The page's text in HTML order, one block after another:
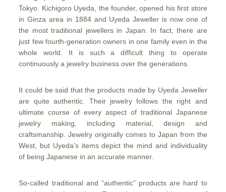
Tokyo. Kichigoro Uyeda, the founder, opened his first store
in Ginza area in 1884 and Uyeda Jeweller is now one of
the most traditional jewellers in Japan. In fact, there are
just few fourth-generation owners in one family even in the
whole world. It is such a difficult thing to operate
continuously a jewelry business over the generations.
It could be said that the products made by Uyeda Jeweller
are quite authentic. Their jewelry follows the right and
ultimate course of every aspect of traditional Japanese
jewelry making, including material, design and
craftsmanship. Jewelry originally comes to Japan from the
West, but Uyeda’s items depict the mind and individuality
of being Japanese in an accurate manner.
So-called traditional and “authentic” products are hard to